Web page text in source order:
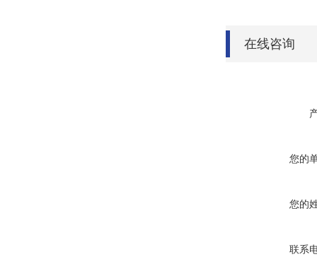
在线咨询
您的
您的
联系